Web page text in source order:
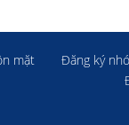
mặt Đăng ký